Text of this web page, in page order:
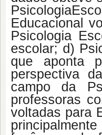
Psicologia
Educacional
Psicologia
escolar; d)
que aponta
perspectiva
campo da
professoras
voltadas para